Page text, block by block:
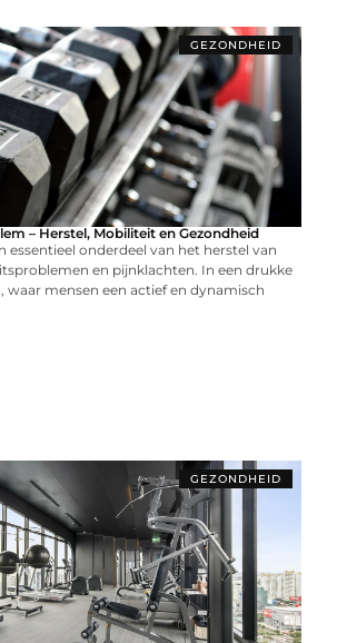
GEZONDHEID
– Herstel, Mobiliteit en Gezondheid
essentieel onderdeel van het herstel van
en pijnklachten. In een drukke
waar mensen een actief en dynamisch
GEZONDHEID